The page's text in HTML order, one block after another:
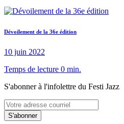
Dévoilement de la 36e édition
10 juin 2022
Temps de lecture 0 min.
S'abonner à l'infolettre du Festi Jazz
S'abonner